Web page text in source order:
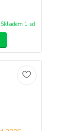
Skladem 1 sd